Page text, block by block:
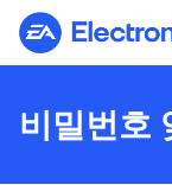
비밀번호